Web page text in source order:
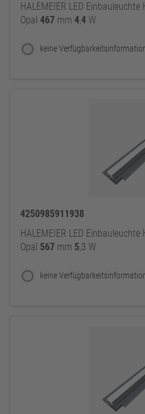
HALEMEIER LED
Opal 467 mm 4,4 W
keine
4250985911938
HALEMEIER LED
Opal 567 mm 5,3 W
keine